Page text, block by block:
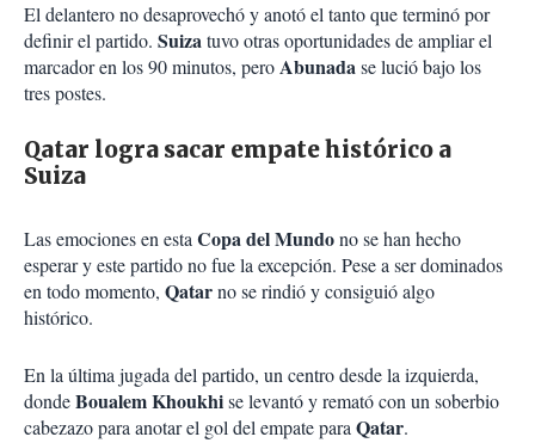
El delantero no desaprovechó y anotó el tanto que terminó por
definir el partido. Suizatuvo otras oportunidades de ampliar el
marcador en los 90 minutos, peroAbunadase lució bajo los
tres postes.
Qatar logra sacar empate histórico a
Suiza
Las emociones en estaCopa del Mundono se han hecho
esperar y este partido no fue la excepción. Pese a ser dominados
en todo momento, Qatarno se rindió y consiguió algo
histórico.
En la última jugada del partido, un centro desde la izquierda,
dondeBoualem Khoukhise levantó y remató con un soberbio
cabezazo para anotar el gol del empate paraQatar.